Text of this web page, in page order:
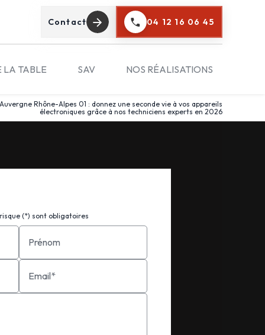
Contact 04 12 16 06 45
LA TABLE SAV NOS RÉALISATIONS
Rhône-Alpes 01 : donnez une seconde vie à vos appareils
électroniques grâce à nos techniciens experts en 2026
(*) sont obligatoires
Prénom
Email*